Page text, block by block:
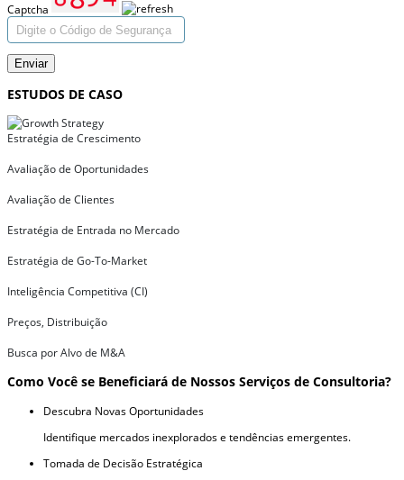
Captcha
Enviar
ESTUDOS DE CASO
Estratégia de Crescimento
Avaliação de Oportunidades
Avaliação de Clientes
Estratégia de Entrada no Mercado
Estratégia de Go-To-Market
Inteligência Competitiva (CI)
Preços, Distribuição
Busca por Alvo de M&A
Como Você se Beneficiará de Nossos Serviços de Consultoria?
Descubra Novas Oportunidades
Identifique mercados inexplorados e tendências emergentes.
Tomada de Decisão Estratégica